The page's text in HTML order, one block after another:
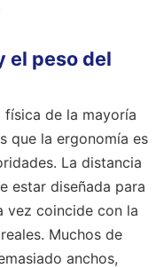
el peso del
física de la mayoría
que la ergonomía es
La distancia
estar diseñada para
vez coincide con la
Muchos de
anchos,